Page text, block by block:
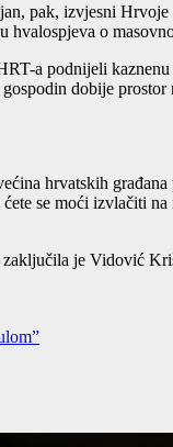
pak, izvjesni
hvalospjeva o
a podnijeli
dobije
hrvatskih
se moći izvlačiti
zaključila je Vidović